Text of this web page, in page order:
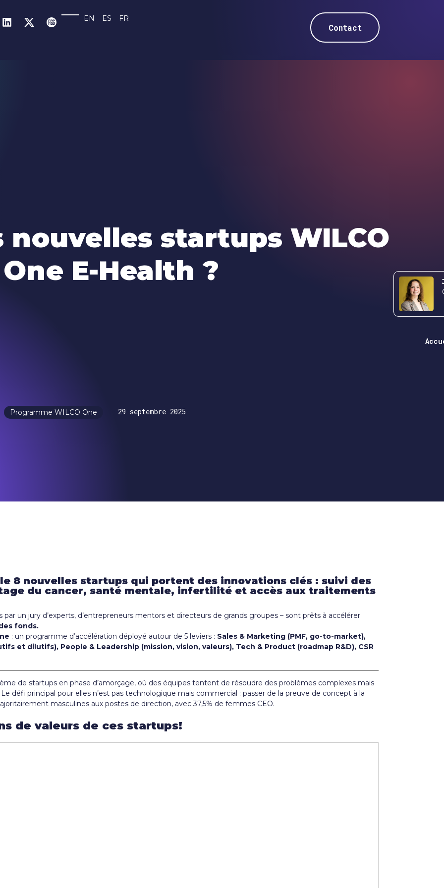
EN ES FR
Contact
nouvelles startups WILCO
One E-Health ?
Programme WILCO One 29 septembre 2025
8 nouvelles startups qui portent des innovations clés : suivi des
du cancer, santé mentale, infertilité et accès aux traitements
un jury d’experts, d’entrepreneurs mentors et directeurs de grands groupes – sont prêts à accélérer
fonds.
: un programme d’accélération déployé autour de 5 leviers : Sales & Marketing (PMF, go-to-market),
et dilutifs), People & Leadership (mission, vision, valeurs), Tech & Product (roadmap R&D), CSR
de startups en phase d’amorçage, où des équipes tentent de résoudre des problèmes complexes mais
défi principal pour elles n’est pas technologique mais commercial : passer de la preuve de concept à la
masculines aux postes de direction, avec 37,5% de femmes CEO.
de valeurs de ces startups!